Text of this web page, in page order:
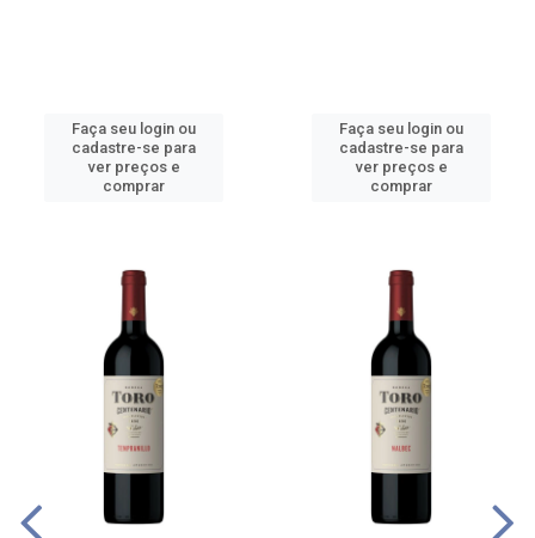
Faça seu login ou
cadastre-se para
ver preços e
comprar
Faça seu login ou
cadastre-se para
ver preços e
comprar